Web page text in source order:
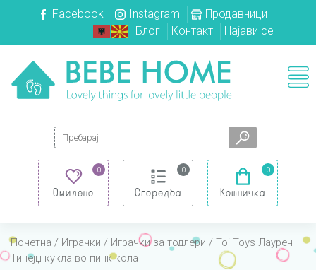
Facebook Instagram
Продавници
Блог
Контакт Најави се
Search for:
0
Омилено
0
Споредба
0
Кошничка
Почетна / Играчки / Играчки за тодлери / Toi Toys Лаурен
Тинејџ кукла во пинк кола